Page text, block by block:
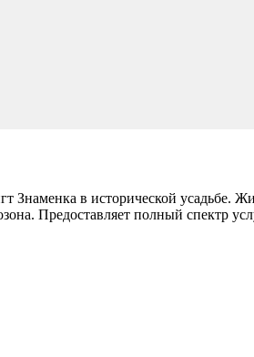
Знаменка в исторической усадьбе.
Предоставляет полный спектр